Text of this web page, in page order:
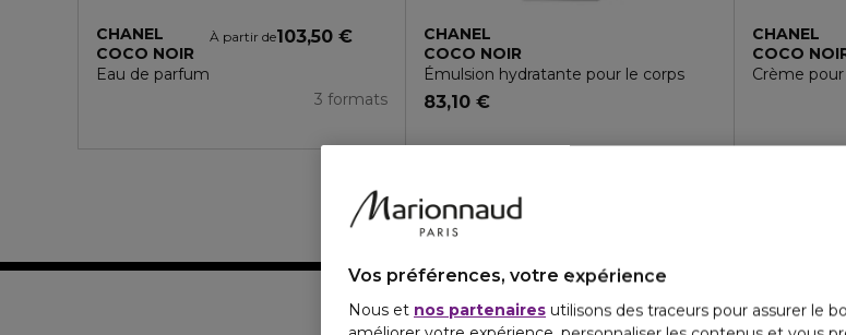
CHANEL
COCO NOIR
Eau de parfum
À partir de103,50 €
3 formats
CHANEL
COCO NOIR
Émulsion hydratante pour le corps
83,10 €
CHANEL
COCO
Crème
Vos préférences, votre expérience
Nous et nos partenaires utilisons des traceurs pour assurer le